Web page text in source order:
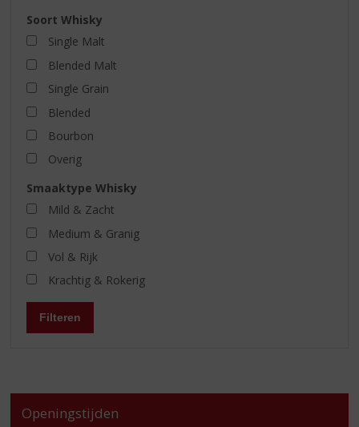
Soort Whisky
Single Malt
Blended Malt
Single Grain
Blended
Bourbon
Overig
Smaaktype Whisky
Mild & Zacht
Medium & Granig
Vol & Rijk
Krachtig & Rokerig
Filteren
Openingstijden